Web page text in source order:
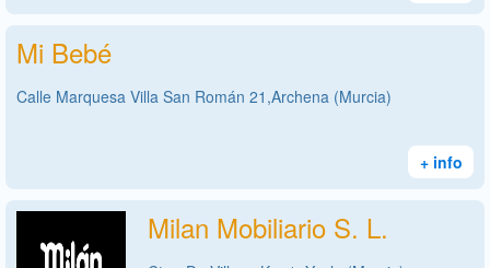
Mi Bebé
Calle Marquesa Villa San Román 21,Archena (Murcia)
+ info
Milan Mobiliario S. L.